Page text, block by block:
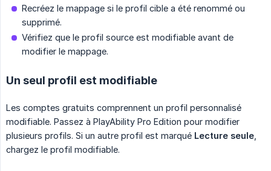
Recréez le mappage si le profil cible a été renommé ou
supprimé.
Vérifiez que le profil source est modifiable avant de
modifier le mappage.
Un seul profil est modifiable
Les comptes gratuits comprennent un profil personnalisé
modifiable. Passez à PlayAbility Pro Edition pour modifier
plusieurs profils. Si un autre profil est marqué Lecture seule
chargez le profil modifiable.